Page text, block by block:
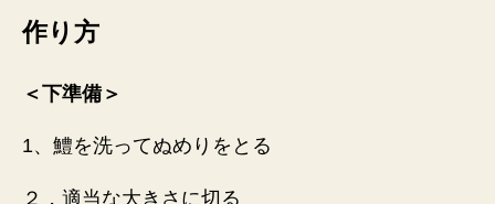
作り方
＜下準備＞
1、鱧を洗ってぬめりをとる
２，適当な大きさに切る